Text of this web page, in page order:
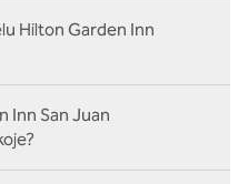
Hilton Garden Inn
Inn San Juan